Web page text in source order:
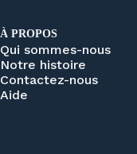
À PROPOS
Qui sommes-nous
Notre histoire
Contactez-nous
Aide